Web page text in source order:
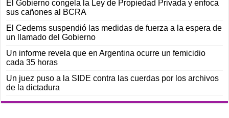
El Gobierno congela la Ley de Propiedad Privada y enfoca
sus cañones al BCRA
El Cedems suspendió las medidas de fuerza a la espera de
un llamado del Gobierno
Un informe revela que en Argentina ocurre un femicidio
cada 35 horas
Un juez puso a la SIDE contra las cuerdas por los archivos
de la dictadura